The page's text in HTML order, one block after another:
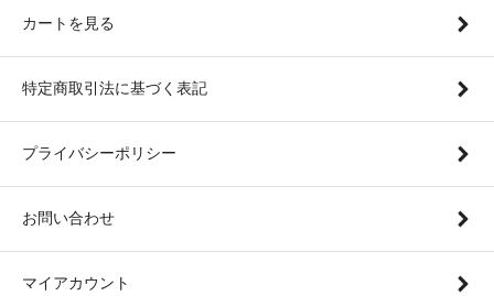
カートを見る
特定商取引法に基づく表記
プライバシーポリシー
お問い合わせ
マイアカウント